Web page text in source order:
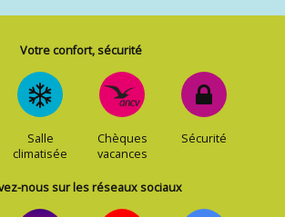
Votre confort, sécurité
Salle
climatisée
Chèques
vacances
Sécurité
nous sur les réseaux sociaux